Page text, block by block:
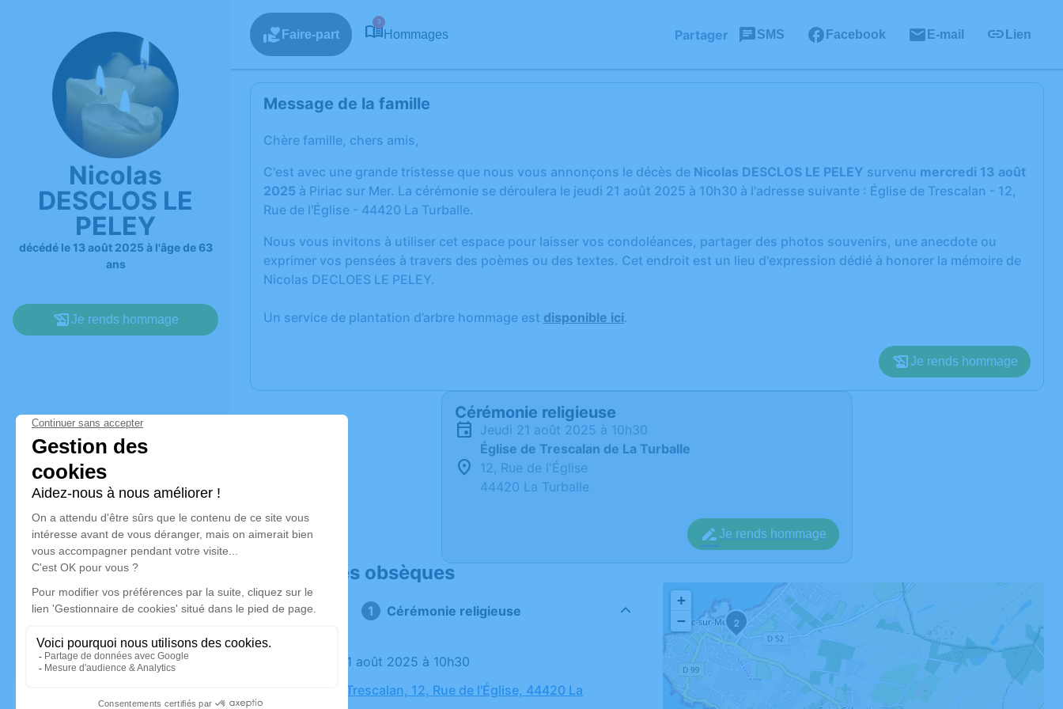
Nicolas
DESCLOS LE
PELEY
décédé le 13 août 2025 à l'âge de 63
ans
Je rends hommage
Faire-part
3
Hommages Partager SMS Facebook E-mail Lien
Message de la famille
Chère famille, chers amis,
C'est avec une grande tristesse que nous vous annonçons le décès de Nicolas DESCLOS LE PELEY survenu mercredi 13 août
2025 à Piriac sur Mer. La cérémonie se déroulera le jeudi 21 août 2025 à 10h30 à l'adresse suivante : Église de Trescalan - 12,
Rue de l'Église - 44420 La Turballe.
Nous vous invitons à utiliser cet espace pour laisser vos condoléances, partager des photos souvenirs, une anecdote ou
exprimer vos pensées à travers des poèmes ou des textes. Cet endroit est un lieu d'expression dédié à honorer la mémoire de
Nicolas DECLOES LE PELEY.
Un service de plantation d’arbre hommage est disponible ici.
Je rends hommage
Cérémonie religieuse
jeudi 21 août 2025 à 10h30
Église de Trescalan de La Turballe
12, Rue de l'Église
44420 La Turballe
Je rends hommage
Déroulé des obsèques
Cérémonie religieuse
Le jeudi 21 août 2025 à 10h30
Église de Trescalan, 12, Rue de l'Église, 44420 La
2
+
−